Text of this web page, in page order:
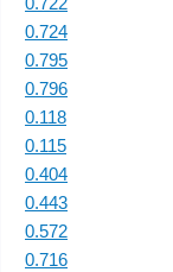
0.724
0.795
0.796
0.118
0.115
0.404
0.443
0.572
0.716